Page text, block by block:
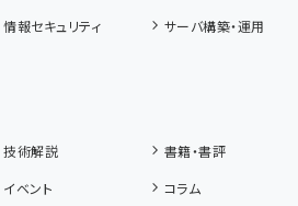
情報セキュリティ
サーバ構築・運用
技術解説
書籍・書評
イベント
コラム